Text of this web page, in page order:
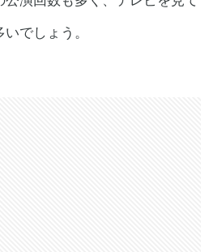
でしょう。